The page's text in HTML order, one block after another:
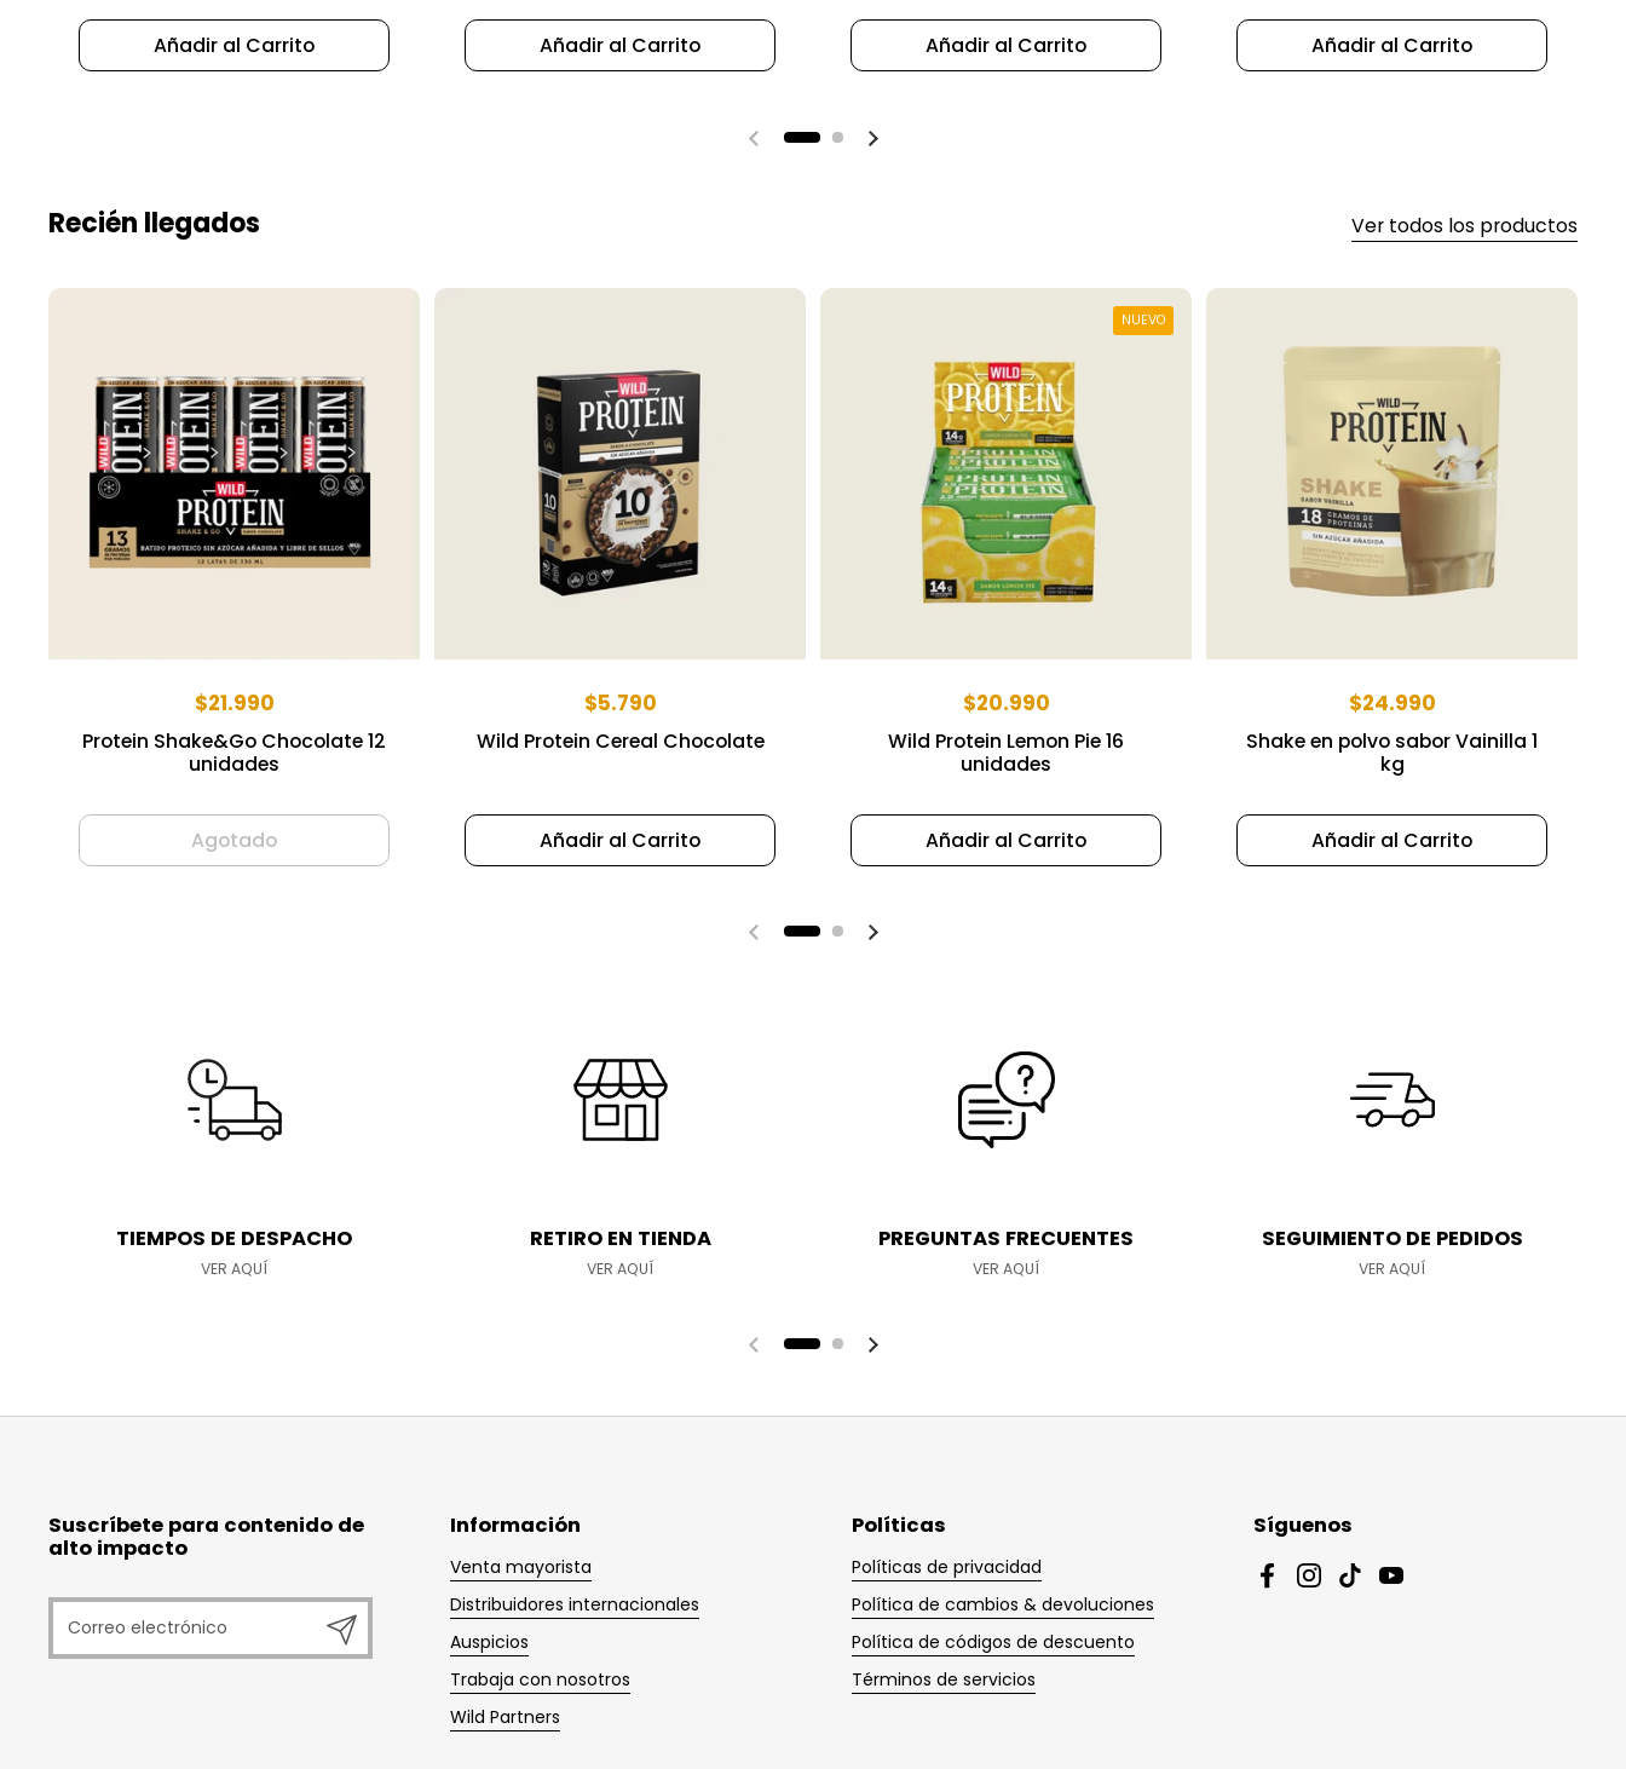
Añadir al Carrito Añadir al Carrito Añadir al Carrito Añadir al Carrito
Recién llegados Ver todos los productos
$21.990
Protein Shake&Go Chocolate 12
unidades
Agotado
$5.790
Wild Protein Cereal Chocolate
Añadir al Carrito
$20.990
Wild Protein Lemon Pie 16
unidades
Añadir al Carrito
NUEVO
$24.990
Shake en polvo sabor Vainilla 1
kg
Añadir al Carrito
TIEMPOS DE DESPACHO
VER AQUÍ
RETIRO EN TIENDA
VER AQUÍ
PREGUNTAS FRECUENTES
VER AQUÍ
SEGUIMIENTO DE PEDIDOS
VER AQUÍ
Suscríbete para contenido de
alto impacto
Registrarme
Información
Venta mayorista
Distribuidores internacionales
Auspicios
Trabaja con nosotros
Wild Partners
Políticas
Políticas de privacidad
Política de cambios & devoluciones
Política de códigos de descuento
Términos de servicios
Síguenos
FacebookInstagram
TikTokYouTube